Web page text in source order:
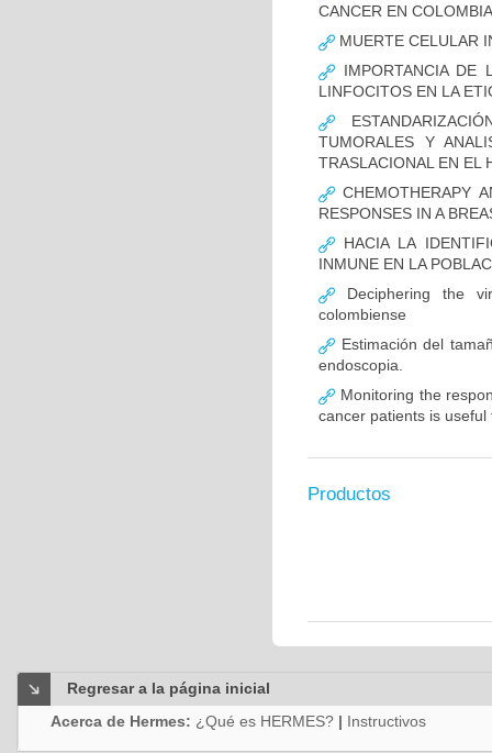
CANCER EN COLOMBIA
MUERTE CELULAR
IMPORTANCIA DE
LINFOCITOS EN LA
TUMORALES Y
TRASLACIONAL EN EL
CHEMOTHERAPY
RESPONSES IN A
HACIA LA
INMUNE EN LA
Deciphering the
colombiense
Estimación del
endoscopia.
Monitoring the
cancer patients is
Productos
Regresar a la página inicial
Acerca de Hermes: ¿Qué es HERMES? | Instructivos